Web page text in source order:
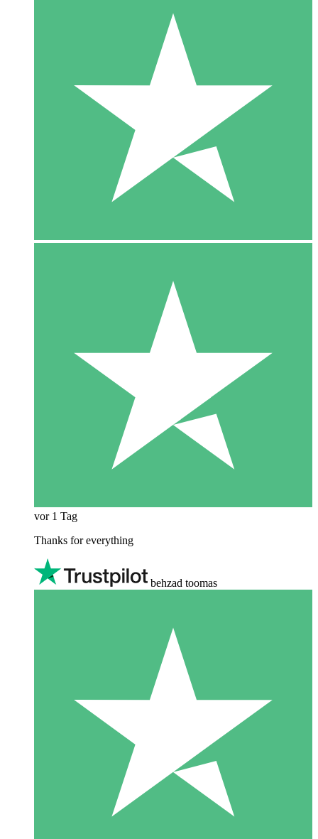
vor 1 Tag
Thanks for everything
behzad toomas